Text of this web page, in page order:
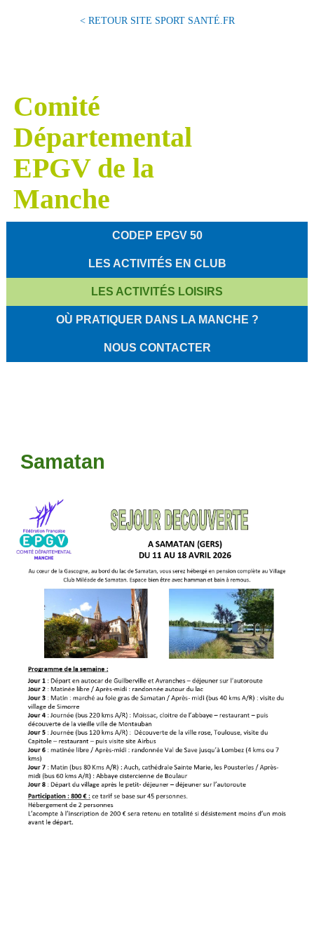
< RETOUR SITE SPORT SANTÉ.FR
Comité
Départemental
EPGV de la
Manche
CODEP EPGV 50
LES ACTIVITÉS EN CLUB
LES ACTIVITÉS LOISIRS
OÙ PRATIQUER DANS LA MANCHE ?
NOUS CONTACTER
Samatan